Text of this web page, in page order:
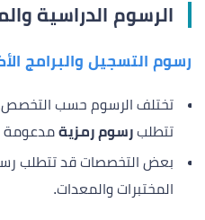
الرسوم الدراسية
رسوم التسجيل والبرامج
تختلف الرسوم حسب التخصص،
تتطلب رسوم رمزية مدعومة
بعض التخصصات قد تتطلب
المختبرات والمعدات.